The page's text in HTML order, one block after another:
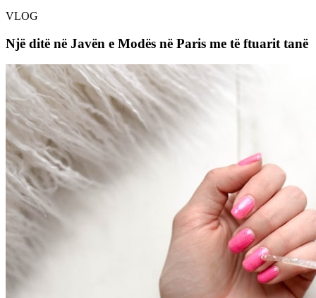
VLOG
Një ditë në Javën e Modës në Paris me të ftuarit tanë